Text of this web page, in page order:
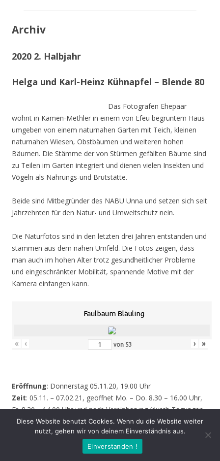
Archiv
2020 2. Halbjahr
Helga und Karl-Heinz Kühnapfel – Blende 80
Das Fotografen Ehepaar
wohnt in Kamen-Methler in einem von Efeu begrüntem Haus
umgeben von einem naturnahen Garten mit Teich, kleinen
naturnahen Wiesen, Obstbäumen und weiteren hohen
Bäumen. Die Stämme der von Stürmen gefällten Bäume sind
zu Teilen im Garten integriert und dienen vielen Insekten und
Vögeln als Nahrungs-und Brutstätte.
Beide sind Mitbegründer des NABU Unna und setzen sich seit
Jahrzehnten für den Natur- und Umweltschutz nein.
Die Naturfotos sind in den letzten drei Jahren entstanden und
stammen aus dem nahen Umfeld. Die Fotos zeigen, dass
man auch im hohen Alter trotz gesundheitlicher Probleme
und eingeschränkter Mobilität, spannende Motive mit der
Kamera einfangen kann.
Faulbaum Bläuling
« ‹ von 53 › »
Eröffnung: Donnerstag 05.11.20, 19.00 Uhr
Zeit: 05.11. – 07.02.21, geöffnet Mo. – Do. 8.30 – 16.00 Uhr,
Fr. 8.30 – 14.00 Uhr und nach Vereinbarung (durch Tagungen
oder Seminare kann zeitweise der Zugang zur Ausstellung
behindert werden – bitte informieren Sie sich vor einem
Besuch sicherheitshalber bei uns!)
Diese Website benutzt Cookies. Wenn du die Website weiter
nutzt, gehen wir von deinem Einverständnis aus.
Einverstanden !